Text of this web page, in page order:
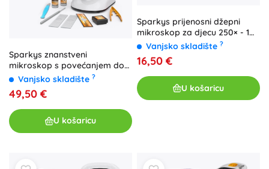
Sparkys znanstveni
mikroskop s povećanjem do
1200×
Vanjsko skladište ?
49,50 €
U košaricu
Sparkys prijenosni džepni
mikroskop za djecu 250× - 1
komad
Vanjsko skladište ?
16,50 €
U košaricu